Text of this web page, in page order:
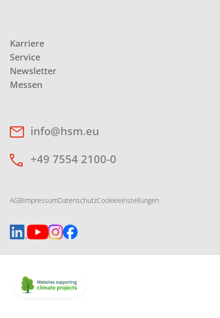
Karriere
Service
Newsletter
Messen
info@hsm.eu
+49 7554 2100-0
AGBImpressumDatenschutzCookieeinstellungen